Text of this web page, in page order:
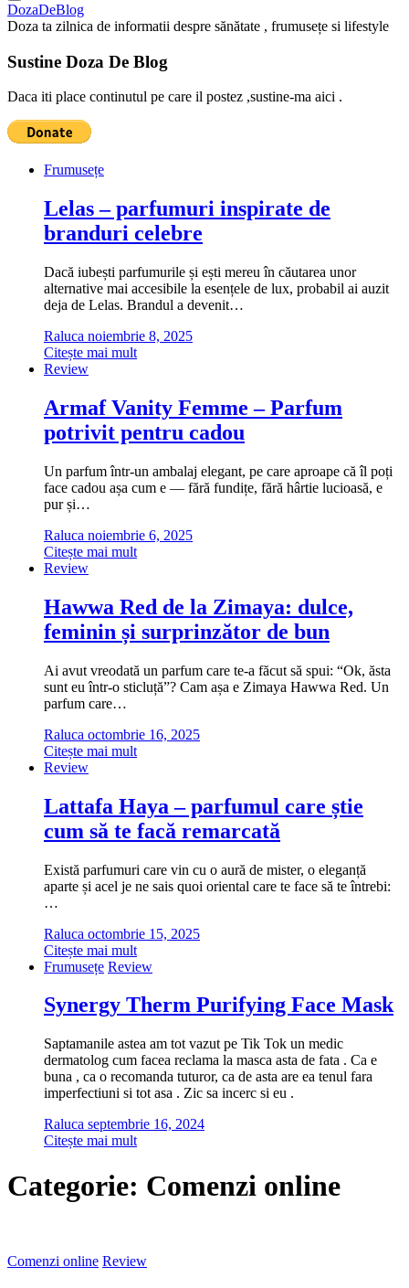
DozaDeBlog
Doza ta zilnica de informatii despre sănătate , frumusețe si lifestyle
Sustine Doza De Blog
Daca iti place continutul pe care il postez ,sustine-ma aici .
Frumusețe
Lelas – parfumuri inspirate de
branduri celebre
Dacă iubești parfumurile și ești mereu în căutarea unor
alternative mai accesibile la esențele de lux, probabil ai auzit
deja de Lelas. Brandul a devenit…
Raluca noiembrie 8, 2025
Citește mai mult
Review
Armaf Vanity Femme – Parfum
potrivit pentru cadou
Un parfum într-un ambalaj elegant, pe care aproape că îl poți
face cadou așa cum e — fără fundițe, fără hârtie lucioasă, e
pur și…
Raluca noiembrie 6, 2025
Citește mai mult
Review
Hawwa Red de la Zimaya: dulce,
feminin și surprinzător de bun
Ai avut vreodată un parfum care te-a făcut să spui: “Ok, ăsta
sunt eu într-o sticluță”? Cam așa e Zimaya Hawwa Red. Un
parfum care…
Raluca octombrie 16, 2025
Citește mai mult
Review
Lattafa Haya – parfumul care știe
cum să te facă remarcată
Există parfumuri care vin cu o aură de mister, o eleganță
aparte și acel je ne sais quoi oriental care te face să te întrebi:
…
Raluca octombrie 15, 2025
Citește mai mult
Frumusețe Review
Synergy Therm Purifying Face Mask
Saptamanile astea am tot vazut pe Tik Tok un medic
dermatolog cum facea reclama la masca asta de fata . Ca e
buna , ca o recomanda tuturor, ca de asta are ea tenul fara
imperfectiuni si tot asa . Zic sa incerc si eu .
Raluca septembrie 16, 2024
Citește mai mult
Categorie: Comenzi online
Comenzi online Review